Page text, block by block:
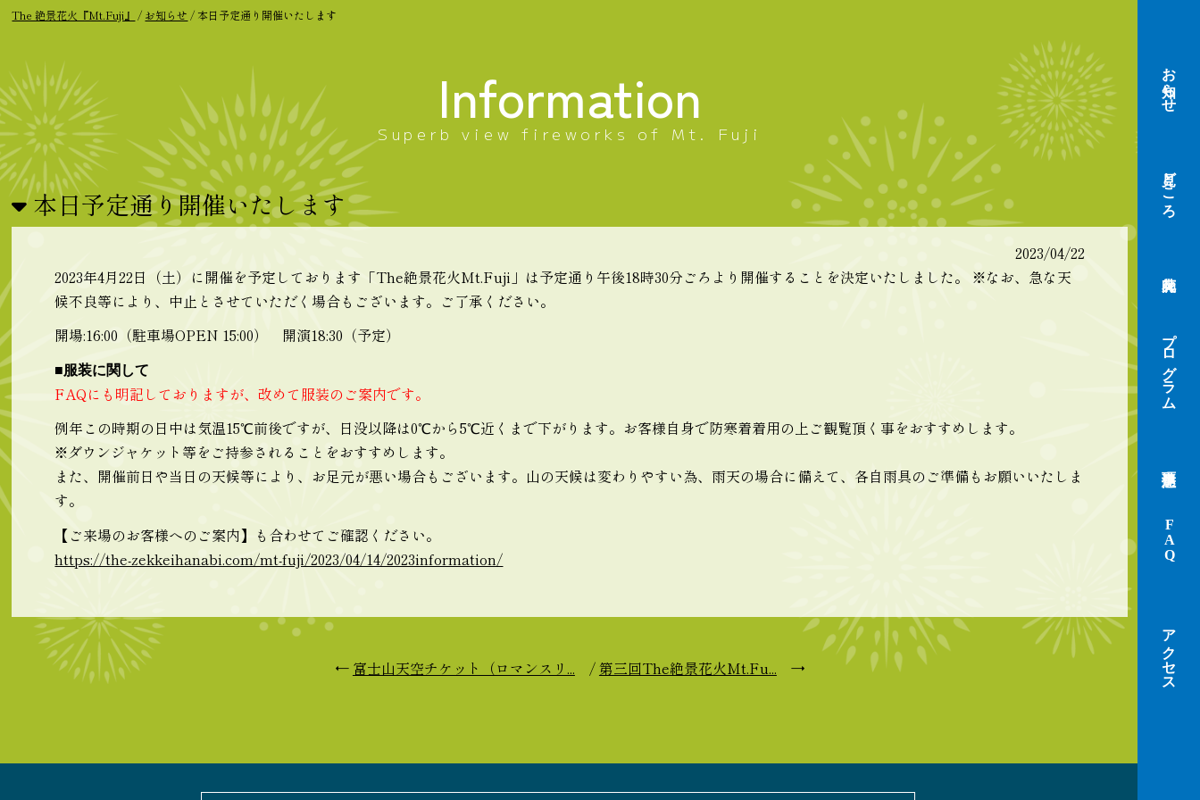
お知らせ
見どころ
プログラム
FAQ
アクセス
The 絶景花火『Mt.Fuji』 / お知らせ / 本日予定通り開催いたします
Information
Superb view fireworks of Mt. Fuji
本日予定通り開催いたします
2023/04/22
2023年4月22日（土）に開催を予定しております「The絶景花火Mt.Fuji」は予定通り午後18時30分ごろより開催することを決定いたしました。 ※なお、急な天
候不良等により、中止とさせていただく場合もございます。ご了承ください。
開場:16:00（駐車場OPEN 15:00） 開演18:30（予定）
■服装に関して
FAQにも明記しておりますが、改めて服装のご案内です。
例年この時期の日中は気温15℃前後ですが、日没以降は0℃から5℃近くまで下がります。お客様自身で防寒着着用の上ご観覧頂く事をおすすめします。
※ダウンジャケット等をご持参されることをおすすめします。
また、開催前日や当日の天候等により、お足元が悪い場合もございます。山の天候は変わりやすい為、雨天の場合に備えて、各自雨具のご準備もお願いいたしま
す。
【ご来場のお客様へのご案内】も合わせてご確認ください。
https://the-zekkeihanabi.com/mt-fuji/2023/04/14/2023information/
← 富士山天空チケット（ロマンスリ... /第三回The絶景花火Mt.Fu... →